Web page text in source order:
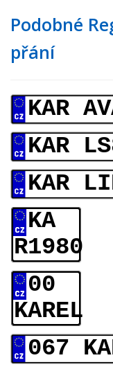
Podobné
přání
KAR
KAR
KAR
KA
R1980
00
KAREL
067